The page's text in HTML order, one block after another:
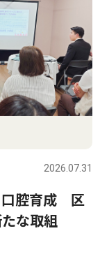
2026.07.31
口腔育成 区
な取組